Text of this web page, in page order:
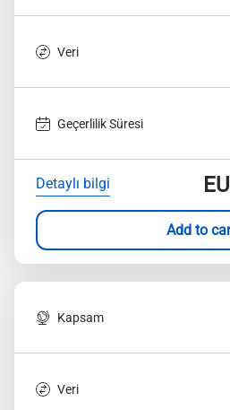
Veri
Geçerlilik Süresi
Detaylı bilgi
Add to
Kapsam
Veri